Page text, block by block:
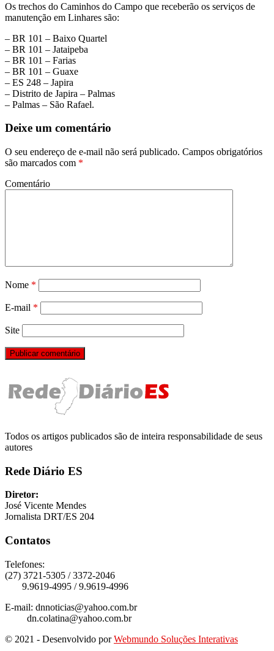
Os trechos do Caminhos do Campo que receberão os serviços de
manutenção em Linhares são:
– BR 101 – Baixo Quartel
– BR 101 – Jataipeba
– BR 101 – Farias
– BR 101 – Guaxe
– ES 248 – Japira
– Distrito de Japira – Palmas
– Palmas – São Rafael.
Deixe um comentário
O seu endereço de e-mail não será publicado. Campos obrigatórios
são marcados com *
Comentário
Nome *
E-mail *
Site
Todos os artigos publicados são de inteira responsabilidade de seus
autores
Rede Diário ES
Diretor:
José Vicente Mendes
Jornalista DRT/ES 204
Contatos
Telefones:
(27) 3721-5305 / 3372-2046
9.9619-4995 / 9.9619-4996
E-mail: dnnoticias@yahoo.com.br
dn.colatina@yahoo.com.br
© 2021 - Desenvolvido porWebmundo Soluções Interativas